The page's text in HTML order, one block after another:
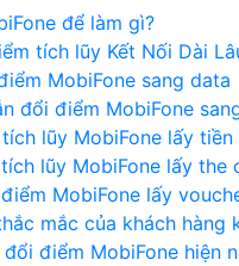
để làm gì?
tích lũy Kết Nối Dài
MobiFone sang data
đổi điểm MobiFone
lũy MobiFone lấy tiền
lũy MobiFone lấy the
MobiFone lấy
mắc của khách hàng
đổi điểm MobiFone hiện